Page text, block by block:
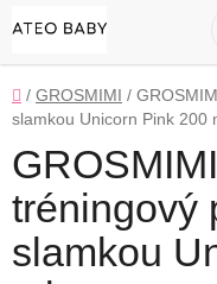
na
obsah
Domov
/ GROSMIMI /
slamkou Unicorn Pink 200
tréningový
slamkou